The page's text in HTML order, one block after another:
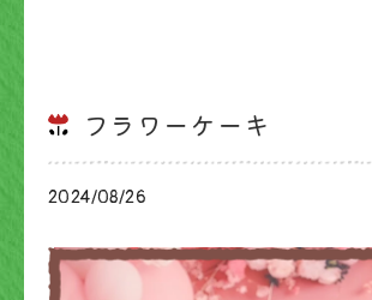
フラワーケーキ
2024/08/26